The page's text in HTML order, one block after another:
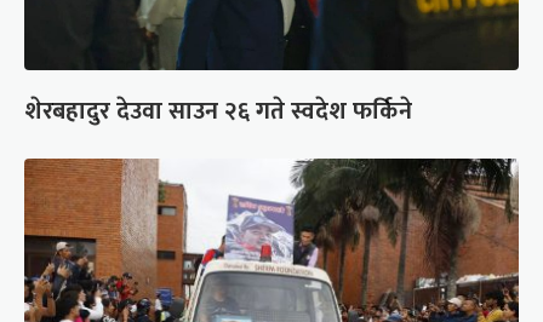
शेरबहादुर देउवा साउन २६ गते स्वदेश फर्किने